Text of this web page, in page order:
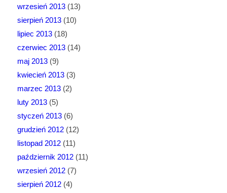
wrzesień 2013(13)
sierpień 2013(10)
lipiec 2013(18)
czerwiec 2013(14)
maj 2013(9)
kwiecień 2013(3)
marzec 2013(2)
luty 2013(5)
styczeń 2013(6)
grudzień 2012(12)
listopad 2012(11)
październik 2012(11)
wrzesień 2012(7)
sierpień 2012(4)